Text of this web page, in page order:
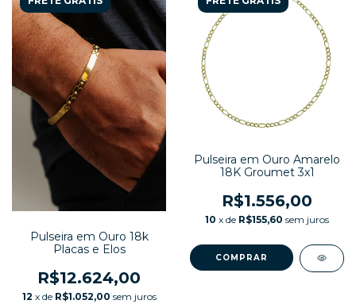
Pulseira em Ouro 18k
Placas e Elos
R$12.624,00
12 x de R$1.052,00 sem juros
Pulseira em Ouro Amarelo
18K Groumet 3x1
R$1.556,00
10 x de R$155,60 sem juros